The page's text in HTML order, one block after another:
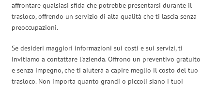
affrontare qualsiasi sfida che potrebbe presentarsi durante il
trasloco, offrendo un servizio di alta qualità che ti lascia senza
preoccupazioni.
Se desideri maggiori informazioni sui costi e sui servizi, ti
invitiamo a contattare l’azienda. Offrono un preventivo gratuito
e senza impegno, che ti aiuterà a capire meglio il costo del tuo
trasloco. Non importa quanto grandi o piccoli siano i tuoi